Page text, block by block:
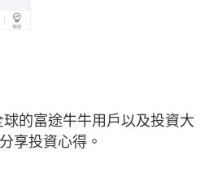
的富途牛牛用戶以及投資大
享投資心得。